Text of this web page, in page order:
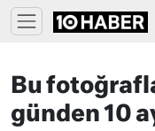
Bu
günden 10